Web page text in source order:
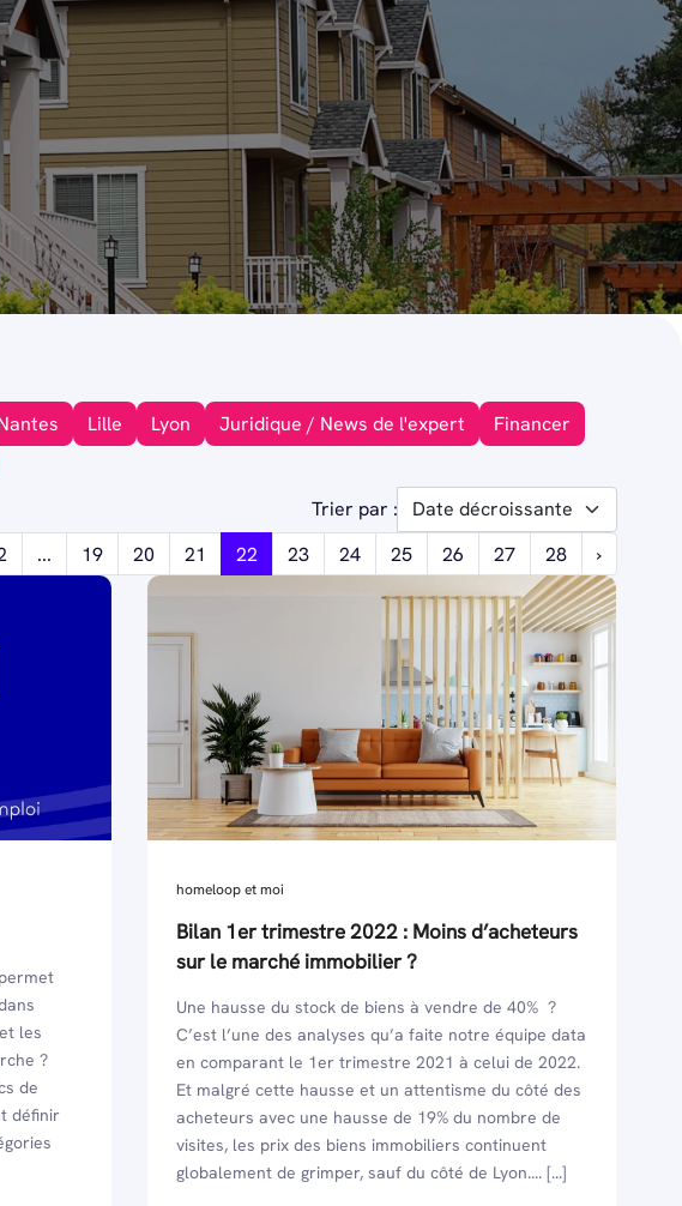
Lille Lyon Juridique / News de l'expert
Financer
Trier par :
... 19 20 21 22 23 24 25 26 27 28 ›
les
?
de
définir
homeloop et moi
Bilan 1er trimestre 2022 : Moins d’acheteurs
sur le marché immobilier ?
Une hausse du stock de biens à vendre de 40% ?
C’est l’une des analyses qu’a faite notre équipe data
en comparant le 1er trimestre 2021 à celui de 2022.
Et malgré cette hausse et un attentisme du côté des
acheteurs avec une hausse de 19% du nombre de
visites, les prix des biens immobiliers continuent
globalement de grimper, sauf du côté de Lyon.... [...]